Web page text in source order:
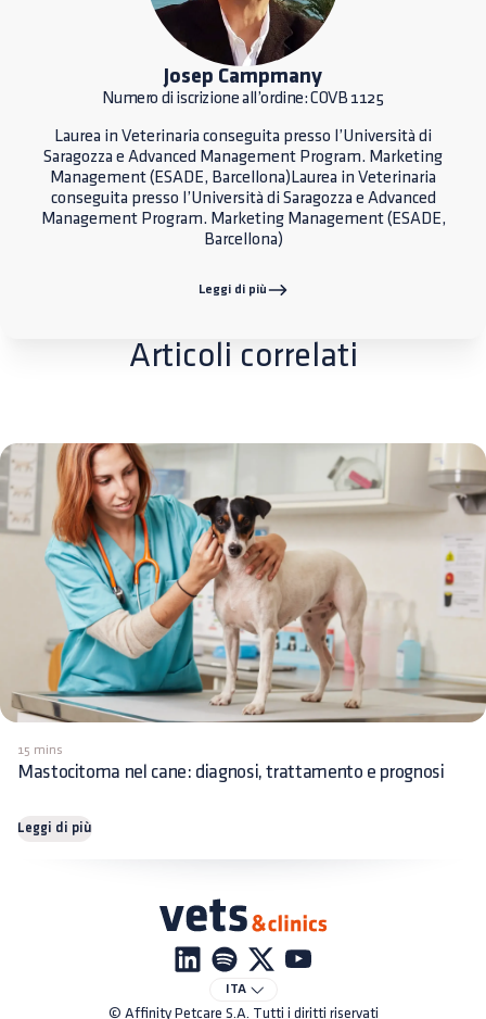
Josep Campmany
Numero di iscrizione all’ordine: COVB 1125
Laurea in Veterinaria conseguita presso l’Università di
Saragozza e Advanced Management Program. Marketing
Management (ESADE, Barcellona)Laurea in Veterinaria
conseguita presso l’Università di Saragozza e Advanced
Management Program. Marketing Management (ESADE,
Barcellona)
Leggi di più
Articoli correlati
15 mins
Mastocitoma nel cane: diagnosi, trattamento e prognosi
Leggi di più
ITA
© Affinity Petcare S.A. Tutti i diritti riservati